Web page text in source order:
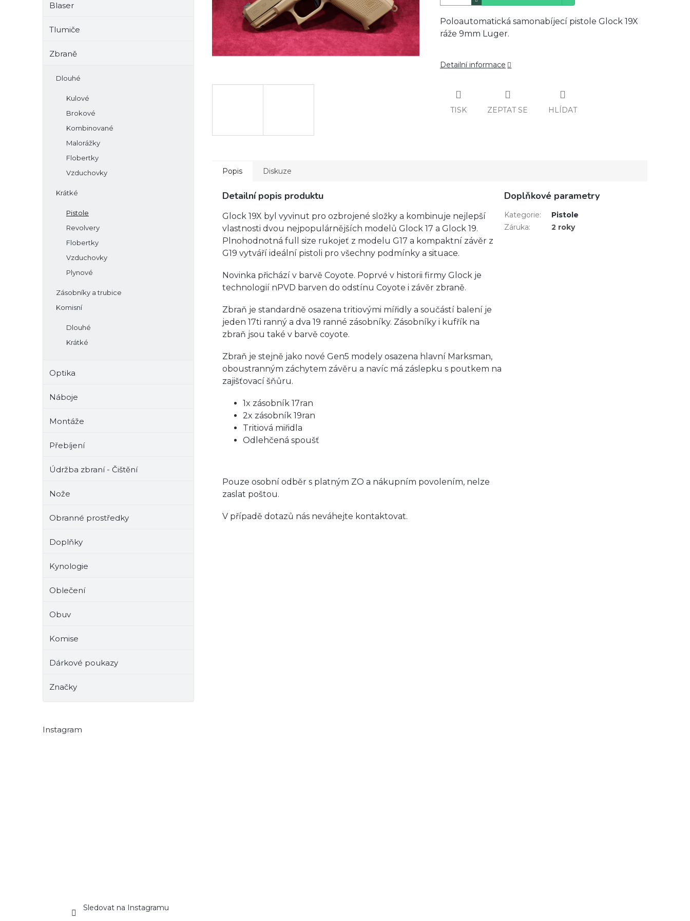
Blaser
Tlumiče
Zbraně
Dlouhé
Kulové
Brokové
Kombinované
Malorážky
Flobertky
Vzduchovky
Krátké
Pistole
Revolvery
Flobertky
Vzduchovky
Plynové
Zásobníky a trubice
Komisní
Dlouhé
Krátké
Optika
Náboje
Montáže
Přebíjení
Údržba zbraní - Čištění
Nože
Obranné prostředky
Doplňky
Kynologie
Oblečení
Obuv
Komise
Dárkové poukazy
Značky
Instagram
Sledovat na Instagramu
Poloautomatická samonabíjecí pistole Glock 19X
ráže 9mm Luger.
Detailní informace
TISK ZEPTAT SE HLÍDAT
Popis Diskuze
Detailní popis produktu
Glock 19X byl vyvinut pro ozbrojené složky a kombinuje nejlepší
vlastnosti dvou nejpopulárnějších modelů Glock 17 a Glock 19.
Plnohodnotná full size rukojeť z modelu G17 a kompaktní závěr z
G19 vytváří ideální pistoli pro všechny podmínky a situace.
Novinka přichází v barvě Coyote. Poprvé v historii firmy Glock je
technologií nPVD barven do odstínu Coyote i závěr zbraně.
Zbraň je standardně osazena tritiovými mířidly a součástí balení je
jeden 17ti ranný a dva 19 ranné zásobníky. Zásobníky i kufřík na
zbraň jsou také v barvě coyote.
Zbraň je stejně jako nové Gen5 modely osazena hlavní Marksman,
oboustranným záchytem závěru a navíc má záslepku s poutkem na
zajišťovací šňůru.
1x zásobník 17ran
2x zásobník 19ran
Tritiová miřidla
Odlehčená spoušť
Pouze osobní odběr s platným ZO a nákupním povolením, nelze
zaslat poštou.
V případě dotazů nás neváhejte kontaktovat.
Doplňkové parametry
Kategorie:
Pistole
Záruka: 2 roky